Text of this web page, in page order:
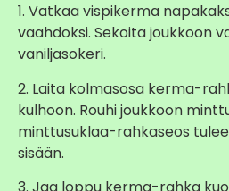
1. Vatkaa vispikerma
vaahdoksi. Sekoita joukkoon
vaniljasokeri.
2. Laita kolmasosa kerma-
kulhoon. Rouhi joukkoon
minttusuklaa-rahkaseos
sisään.